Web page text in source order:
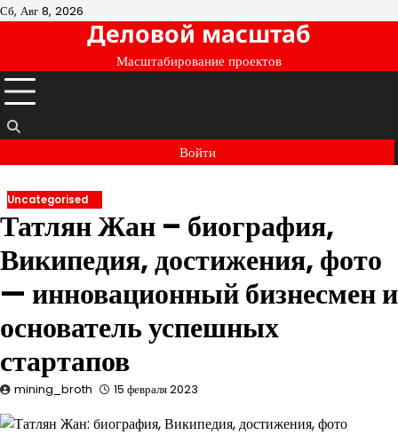
Перейти
Сб, Авг 8, 2026
Деловой масштаб
Масштабирование проектов
Войти
Uncategorised
Татлян Жан – биография,
Википедия, достижения, фото
— инновационный бизнесмен и
основатель успешных
стартапов
mining_broth 15 февраля 2023